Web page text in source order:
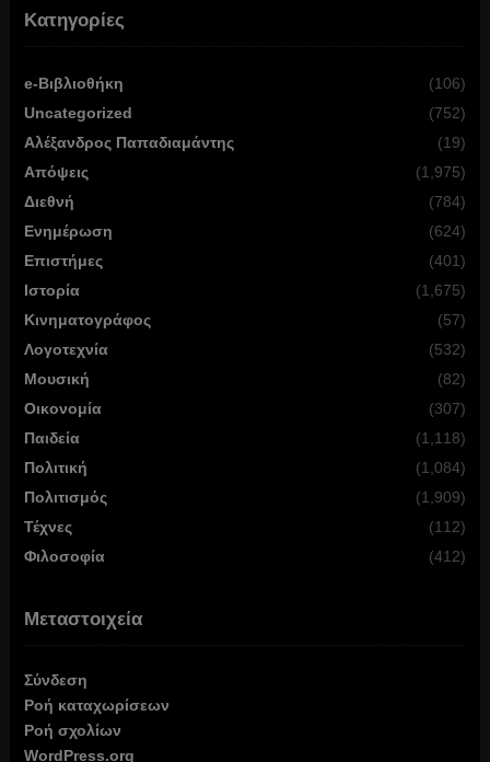
Κατηγορίες
e-Βιβλιοθήκη
(106)
Uncategorized
(752)
Αλέξανδρος Παπαδιαμάντης
(19)
Απόψεις
(1,975)
Διεθνή
(784)
Ενημέρωση
(624)
Επιστήμες
(401)
Ιστορία
(1,675)
Κινηματογράφος
(57)
Λογοτεχνία
(532)
Μουσική
(82)
Οικονομία
(307)
Παιδεία
(1,118)
Πολιτική
(1,084)
Πολιτισμός
(1,909)
Τέχνες
(112)
Φιλοσοφία
(412)
Μεταστοιχεία
Σύνδεση
Ροή καταχωρίσεων
Ροή σχολίων
WordPress.org